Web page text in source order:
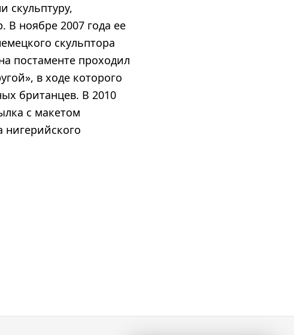
скульптуру,
ноябре 2007 года ее
скульптора
постаменте проходил
в ходе которого
британцев. В 2010
с макетом
нигерийского